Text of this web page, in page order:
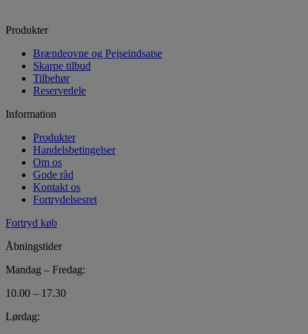
Produkter
Brændeovne og Pejseindsatse
Skarpe tilbud
Tilbehør
Reservedele
Information
Produkter
Handelsbetingelser
Om os
Gode råd
Kontakt os
Fortrydelsesret
Fortryd køb
Åbningstider
Mandag – Fredag:
10.00 – 17.30
Lørdag: